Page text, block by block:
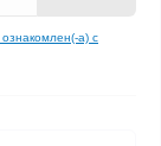
а) с